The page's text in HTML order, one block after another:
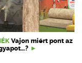
Vajon miért pont az